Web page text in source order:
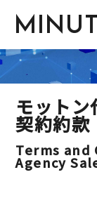
モットン
契約約款
Terms
Agency